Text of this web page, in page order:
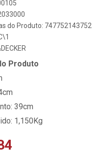
do Produto: 747752143752
Produto
39cm
1,150Kg